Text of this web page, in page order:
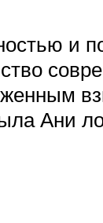
и
Ани